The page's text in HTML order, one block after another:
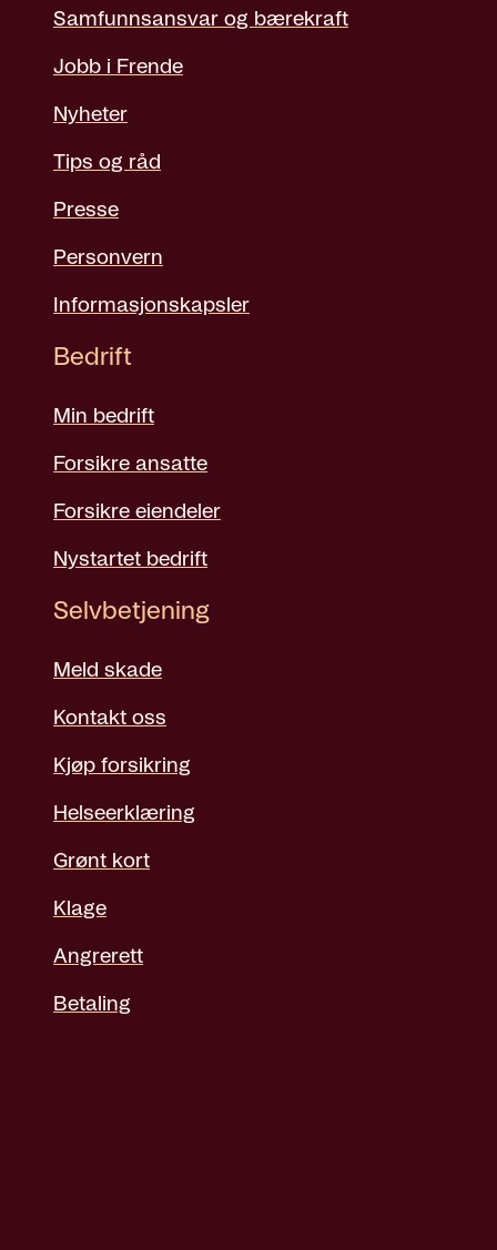
Samfunnsansvar og bærekraft
Jobb i Frende
Nyheter
Tips og råd
Presse
Personvern
Informasjonskapsler
Bedrift
Min bedrift
Forsikre ansatte
Forsikre eiendeler
Nystartet bedrift
Selvbetjening
Meld skade
Kontakt oss
Kjøp forsikring
Helseerklæring
Grønt kort
Klage
Angrerett
Betaling